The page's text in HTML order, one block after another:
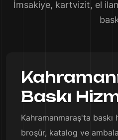
İmsakiye, kartvizit, el
Baskı
Kahramanmaraş'ta
broşür, katalog ve